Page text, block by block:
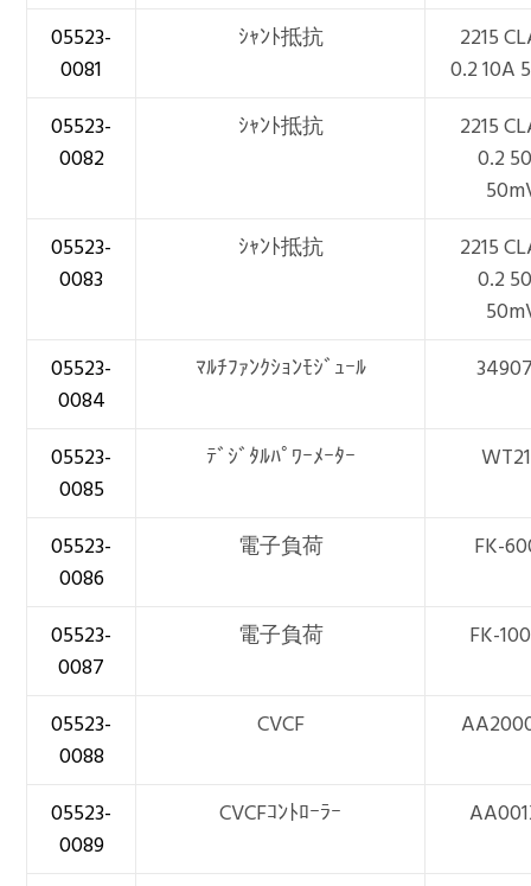
05523-
0081
ｼｬﾝﾄ抵抗
2215
0.2 10A
05523-
0082
ｼｬﾝﾄ抵抗
2215
0.2
05523-
0083
ｼｬﾝﾄ抵抗
2215
0.2
05523-
0084
ﾏﾙﾁﾌｧﾝｸｼｮﾝﾓｼﾞｭｰﾙ
05523-
0085
ﾃﾞｼﾞﾀﾙﾊﾟﾜｰﾒｰﾀｰ
05523-
0086
電子負荷 FK-
05523-
0087
電子負荷 FK-
05523-
0088
CVCF
05523-
0089
CVCFｺﾝﾄﾛｰﾗｰ